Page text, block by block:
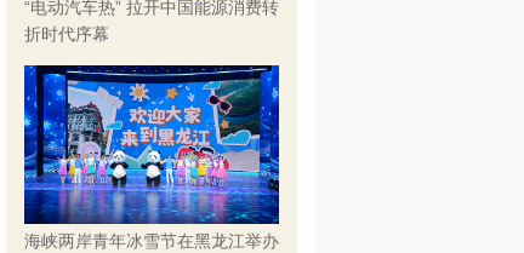
“电动汽车热” 拉开中国能源消费转
折时代序幕
海峡两岸青年冰雪节在黑龙江举办